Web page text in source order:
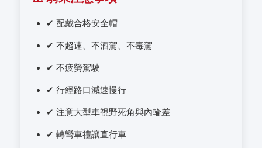
✔ 配戴合格安全帽
✔ 不超速、不酒駕、不毒駕
✔ 不疲勞駕駛
✔ 行經路口減速慢行
✔ 注意大型車視野死角與內輪差
✔ 轉彎車禮讓直行車